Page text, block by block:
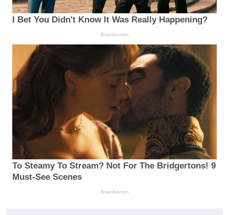
I Bet You Didn't Know It Was Really Happening?
Brainberries
To Steamy To Stream? Not For The Bridgertons! 9
Must-See Scenes
Brainberries